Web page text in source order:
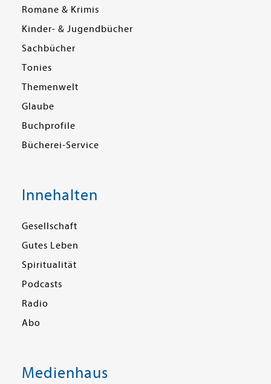
Romane & Krimis
Kinder- & Jugendbücher
Sachbücher
Tonies
Themenwelt
Glaube
Buchprofile
Bücherei-Service
Innehalten
Gesellschaft
Gutes Leben
Spiritualität
Podcasts
Radio
Abo
Medienhaus